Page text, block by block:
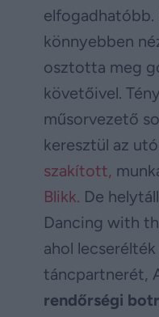
elfogadhatóbb.
könnyebben
osztotta meg
követőivel.
műsorvezető
keresztül az
szakított,
Blikk. De
Dancing with
ahol
táncpartnerét,
rendőrségi